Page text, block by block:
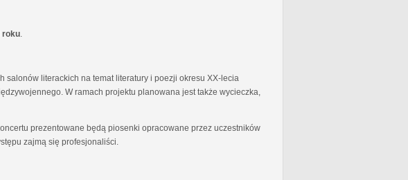
roku
literackich na temat literatury i poezji okresu XX-lecia
W ramach projektu planowana jest także wycieczka,
prezentowane będą piosenki opracowane przez uczestników
zajmą się profesjonaliści.